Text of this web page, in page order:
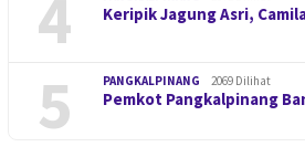
4 Keripik Jagung Asri,
5 PANGKALPINANG 2069 Dilihat
Pemkot Pangkalpinang